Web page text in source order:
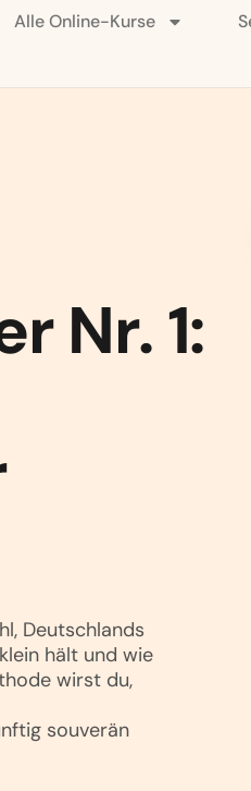
Alle Online-Kurse
Nr. 1:
Deutschlands
hält und wie
wirst du,
souverän